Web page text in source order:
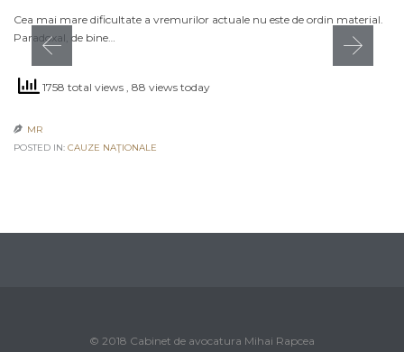
Cea mai mare dificultate a vremurilor actuale nu este de ordin material.
Paradoxal, de bine…
1758 total views , 88 views today
 MR
POSTED IN: CAUZE NAŢIONALE
© 2018 Cabinet de avocatura Mihai Rapcea